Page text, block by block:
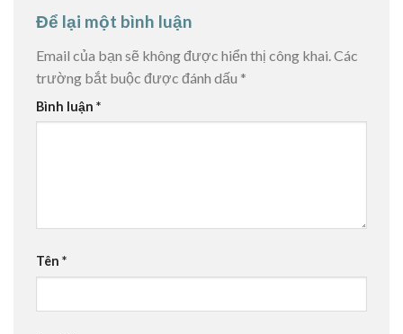
Để lại một bình luận
Email của bạn sẽ không được hiển thị công khai. Các
trường bắt buộc được đánh dấu *
Bình luận *
Tên *